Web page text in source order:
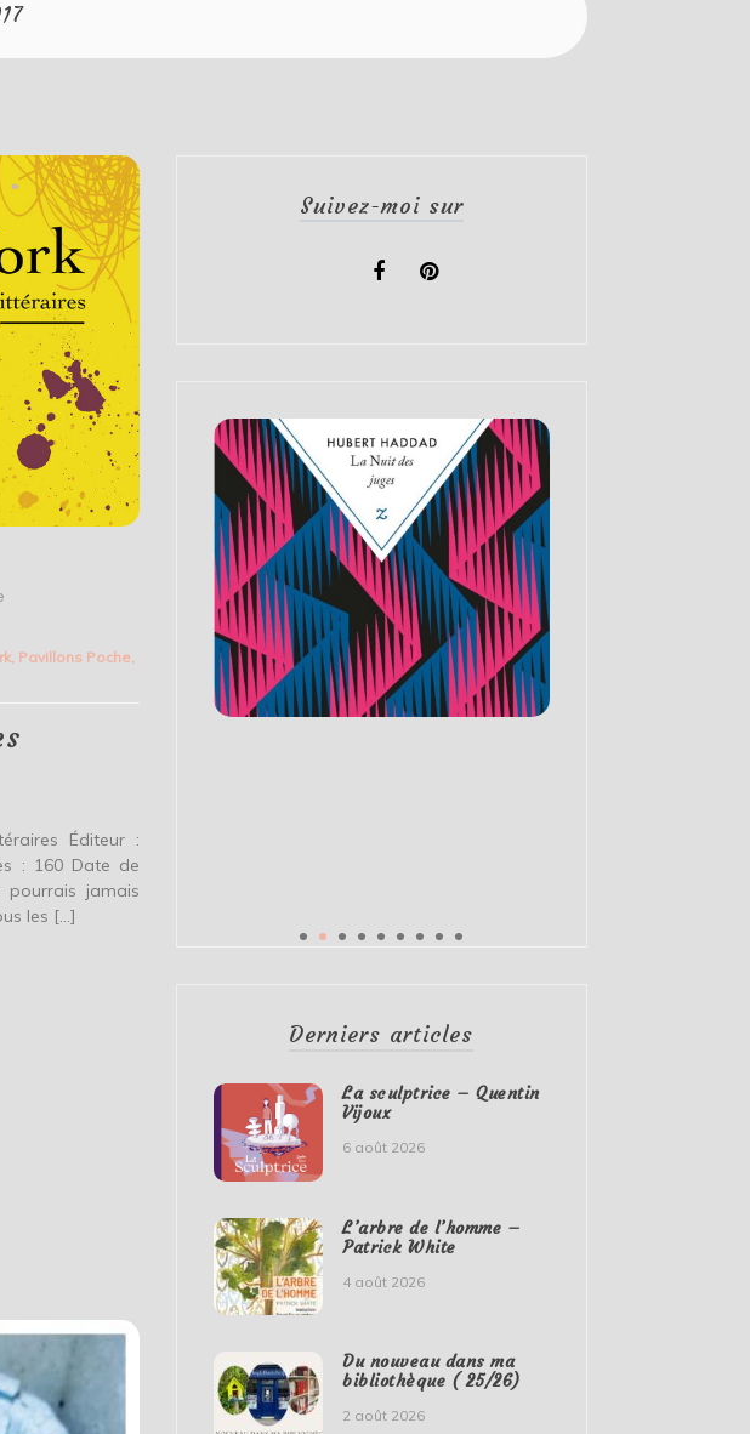
on
Escapades
, Pavillons Poche,
Éditeur :
: 160 Date de
jamais
les […]
Suivez-moi sur
Derniers articles
La sculptrice – Quentin
Vijoux
6 août 2026
L’arbre de l’homme –
Patrick White
4 août 2026
Du nouveau dans ma
bibliothèque ( 25/26)
2 août 2026